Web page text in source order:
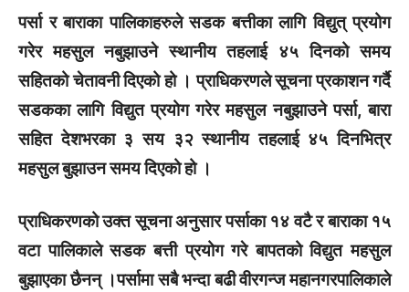
पर्सा र बाराका पालिकाहरुले सडक बत्तीका लागि विद्युत् प्रयोग
गरेर महसुल नबुझाउने स्थानीय तहलाई ४५ दिनको समय
सहितको चेतावनी दिएको हो । प्राधिकरणले सूचना प्रकाशन गर्दै
सडकका लागि विद्युत प्रयोग गरेर महसुल नबुझाउने पर्सा, बारा
सहित देशभरका ३ सय ३२ स्थानीय तहलाई ४५ दिनभित्र
महसुल बुझाउन समय दिएको हो ।
प्राधिकरणको उक्त सूचना अनुसार पर्साका १४ वटै र बाराका १५
वटा पालिकाले सडक बत्ती प्रयोग गरे बापतको विद्युत महसुल
बुझाएका छैनन् ।पर्सामा सबै भन्दा बढी वीरगन्ज महानगरपालिकाले